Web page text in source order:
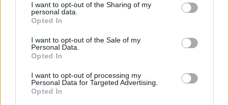
I want to opt-out of the Sharing of my
personal data.
Opted In
I want to opt-out of the Sale of my
Personal Data.
Opted In
I want to opt-out of processing my
Personal Data for Targeted Advertising.
Opted In
autre crème " efudix " qui m'a brûlé au point de ne plus
pouvoir aller travailler et je plus dormir.
Malheureusement aldara était en rupture de stock mais
depuis que je l'ai, tout va mieux, j'ai eu mes premières "
brûlure " (...lire la suite
votre avis 0 réactions